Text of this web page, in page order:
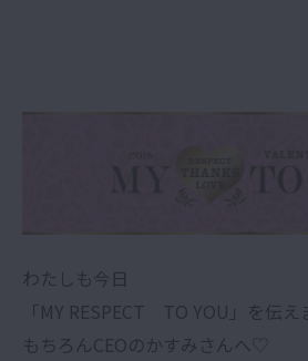
わたしも今日
「MY RESPECT TO YOU」 を伝え
もちろんCEOのかすみさんへ♡